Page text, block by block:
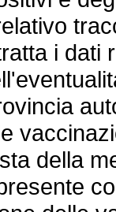
i dati
della